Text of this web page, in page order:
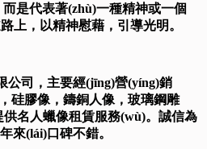
，而是代表著(zhù)一種精神或一個
，以精神慰藉，引導光明。
司，主要經(jīng)營(yíng)銷
硅膠像，鑄銅人像，玻璃鋼雕
供名人蠟像租賃服務(wù)。誠信為
年來(lái)口碑不錯。